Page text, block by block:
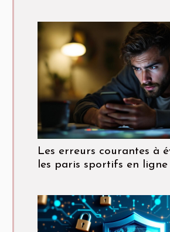
Les erreurs courantes à
les paris sportifs en ligne